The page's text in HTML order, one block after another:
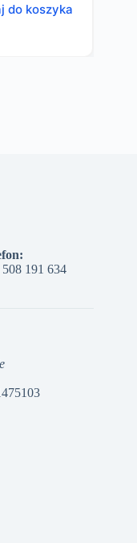
do koszyka
191 634